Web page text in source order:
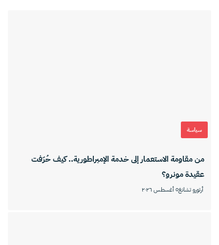
سياسة
من مقاومة الاستعمار إلى خدمة الإمبراطورية.. كيف حُرّفت
عقيدة مونرو؟
أرتورو تشانغ٥ أغسطس ٢٠٢٦